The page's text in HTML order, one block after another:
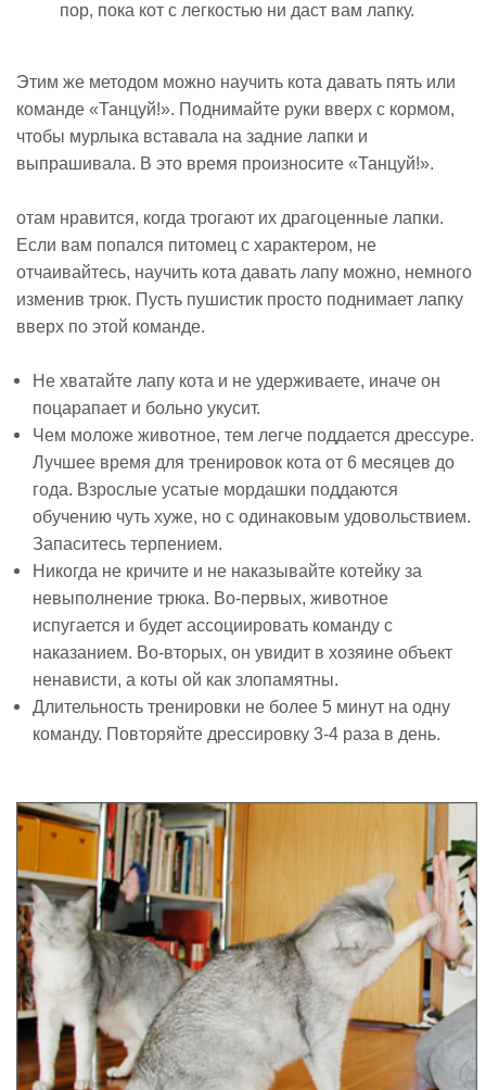
пор, пока кот с легкостью ни даст вам лапку.
Этим же методом можно научить кота давать пять или
команде «Танцуй!». Поднимайте руки вверх с кормом,
чтобы мурлыка вставала на задние лапки и
выпрашивала. В это время произносите «Танцуй!».
отам нравится, когда трогают их драгоценные лапки.
Если вам попался питомец с характером, не
отчаивайтесь, научить кота давать лапу можно, немного
изменив трюк. Пусть пушистик просто поднимает лапку
вверх по этой команде.
Не хватайте лапу кота и не удерживаете, иначе он
поцарапает и больно укусит.
Чем моложе животное, тем легче поддается дрессуре.
Лучшее время для тренировок кота от 6 месяцев до
года. Взрослые усатые мордашки поддаются
обучению чуть хуже, но с одинаковым удовольствием.
Запаситесь терпением.
Никогда не кричите и не наказывайте котейку за
невыполнение трюка. Во-первых, животное
испугается и будет ассоциировать команду с
наказанием. Во-вторых, он увидит в хозяине объект
ненависти, а коты ой как злопамятны.
Длительность тренировки не более 5 минут на одну
команду. Повторяйте дрессировку 3-4 раза в день.